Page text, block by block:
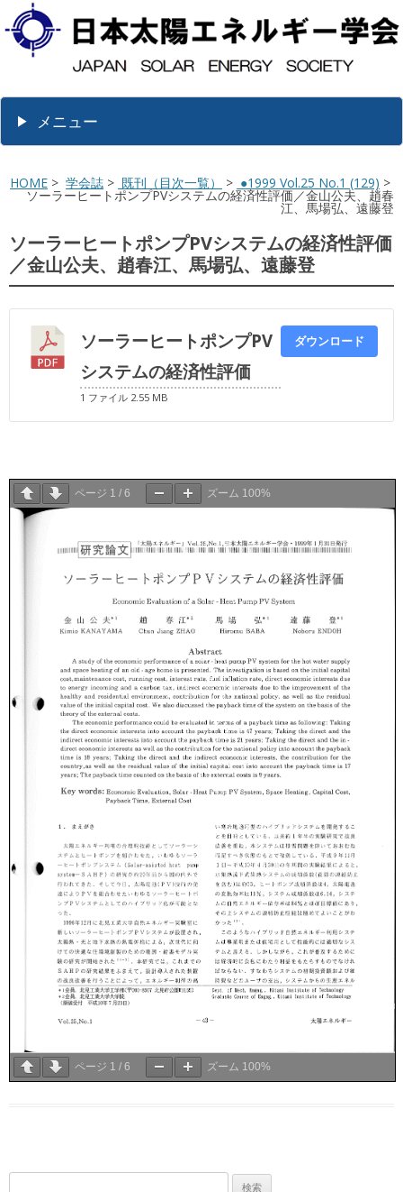
メニュー
HOME > 学会誌 > 既刊（目次一覧） > ●1999 Vol.25 No.1 (129) >
ソーラーヒートポンプPVシステムの経済性評価／金山公夫、趙春
江、馬場弘、遠藤登
ソーラーヒートポンプPVシステムの経済性評価
／金山公夫、趙春江、馬場弘、遠藤登
ソーラーヒートポンプPV
システムの経済性評価
1 ファイル 2.55 MB
ダウンロード
ページ 1 / 6 ズーム 100%
ページ 1 / 6 ズーム 100%